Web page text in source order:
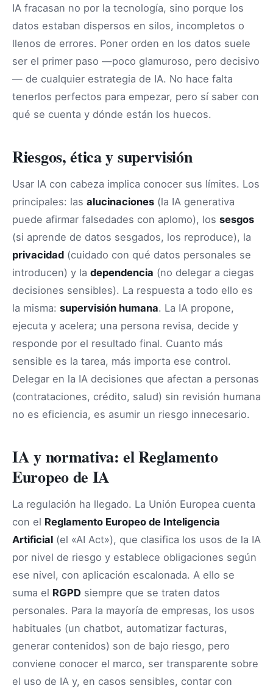
IA fracasan no por la tecnología, sino porque los
datos estaban dispersos en silos, incompletos o
llenos de errores. Poner orden en los datos suele
ser el primer paso —poco glamuroso, pero decisivo
— de cualquier estrategia de IA. No hace falta
tenerlos perfectos para empezar, pero sí saber con
qué se cuenta y dónde están los huecos.
Riesgos, ética y supervisión
Usar IA con cabeza implica conocer sus límites. Los
principales: las alucinaciones (la IA generativa
puede afirmar falsedades con aplomo), los sesgos
(si aprende de datos sesgados, los reproduce), la
privacidad (cuidado con qué datos personales se
introducen) y la dependencia (no delegar a ciegas
decisiones sensibles). La respuesta a todo ello es
la misma: supervisión humana. La IA propone,
ejecuta y acelera; una persona revisa, decide y
responde por el resultado final. Cuanto más
sensible es la tarea, más importa ese control.
Delegar en la IA decisiones que afectan a personas
(contrataciones, crédito, salud) sin revisión humana
no es eficiencia, es asumir un riesgo innecesario.
IA y normativa: el Reglamento
Europeo de IA
La regulación ha llegado. La Unión Europea cuenta
con el Reglamento Europeo de Inteligencia
Artificial (el «AI Act»), que clasifica los usos de la IA
por nivel de riesgo y establece obligaciones según
ese nivel, con aplicación escalonada. A ello se
suma el RGPD siempre que se traten datos
personales. Para la mayoría de empresas, los usos
habituales (un chatbot, automatizar facturas,
generar contenidos) son de bajo riesgo, pero
conviene conocer el marco, ser transparente sobre
el uso de IA y, en casos sensibles, contar con